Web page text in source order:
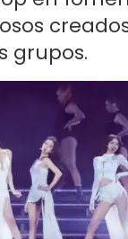
grupos.